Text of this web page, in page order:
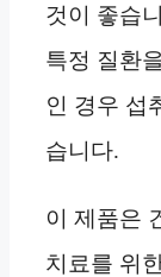
것이 좋습
특정 질환
인 경우 섭
습니다.
이 제품은
치료를 위